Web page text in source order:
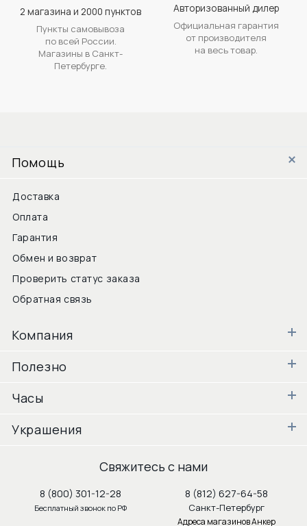
2 магазина и 2000 пунктов
Пункты самовывоза
по всей России.
Магазины в Санкт-
Петербурге.
Авторизованный дилер
Официальная гарантия
от производителя
на весь товар.
Помощь
Доставка
Оплата
Гарантия
Обмен и возврат
Проверить статус заказа
Обратная связь
Компания
Полезно
Часы
Украшения
Свяжитесь с нами
8 (800) 301-12-28
Бесплатный звонок по РФ
8 (812) 627-64-58
Санкт-Петербург
Адреса магазинов Анкер